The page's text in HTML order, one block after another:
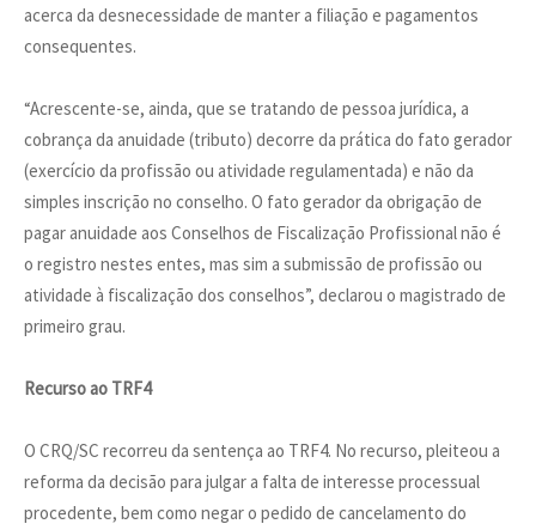
acerca da desnecessidade de manter a filiação e pagamentos
consequentes.
“Acrescente-se, ainda, que se tratando de pessoa jurídica, a
cobrança da anuidade (tributo) decorre da prática do fato gerador
(exercício da profissão ou atividade regulamentada) e não da
simples inscrição no conselho. O fato gerador da obrigação de
pagar anuidade aos Conselhos de Fiscalização Profissional não é
o registro nestes entes, mas sim a submissão de profissão ou
atividade à fiscalização dos conselhos”, declarou o magistrado de
primeiro grau.
Recurso ao TRF4
O CRQ/SC recorreu da sentença ao TRF4. No recurso, pleiteou a
reforma da decisão para julgar a falta de interesse processual
procedente, bem como negar o pedido de cancelamento do